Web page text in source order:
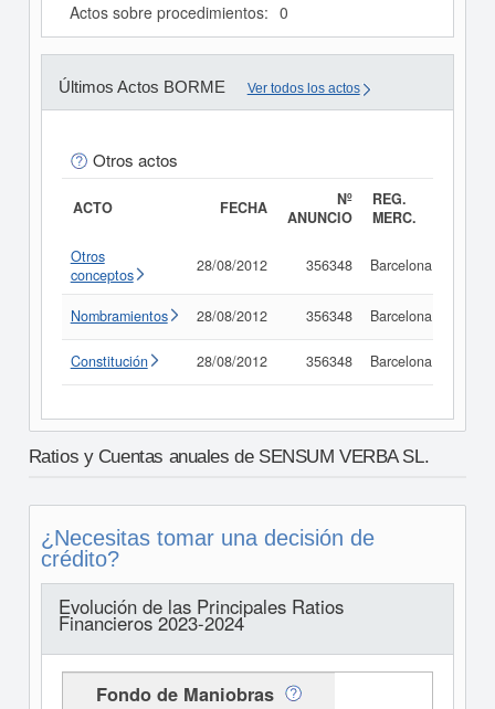
Actos sobre procedimientos: 0
Últimos Actos BORME Ver todos los actos
Otros actos
ACTO FECHA
Nº
ANUNCIO
REG.
MERC.
Otros
conceptos
28/08/2012 356348 Barcelona
Nombramientos 28/08/2012 356348 Barcelona
Constitución 28/08/2012 356348 Barcelona
Ratios y Cuentas anuales de SENSUM VERBA SL.
¿Necesitas tomar una decisión de
crédito?
Evolución de las Principales Ratios
Financieros 2023-2024
Fondo de Maniobras